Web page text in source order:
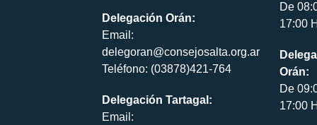
Delegación Orán:
Email:
delegoran@consejosalta.org.ar
Teléfono: (03878)421-764
Delegación Tartagal:
Email:
De
17:00
Orán:
De
17:00